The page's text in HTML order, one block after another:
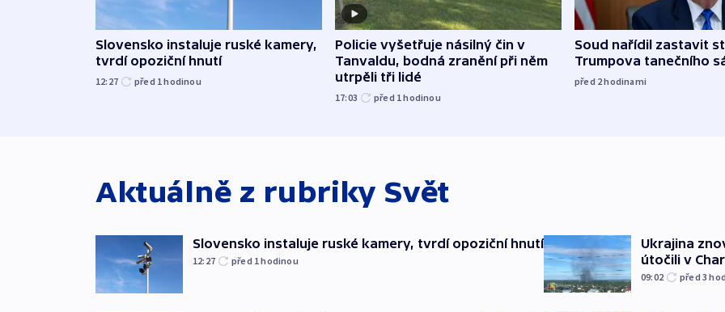
Slovensko instaluje ruské kamery,
tvrdí opoziční hnutí
12:27 před 1hodinou
Policie vyšetřuje násilný čin v
Tanvaldu, bodná zranění při něm
utrpěli tři lidé
17:03 před 1hodinou
Soud nařídil zastavit
Trumpova tanečního
před 2hodinami
Aktuálně z rubriky Svět
Slovensko instaluje ruské kamery, tvrdí opoziční hnutí
12:27 před 1hodinou
Ukrajina
útočili v
09:02 před 3